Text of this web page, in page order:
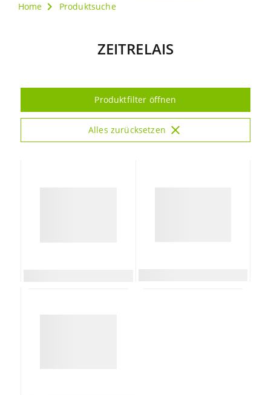
Home Produktsuche
ZEITRELAIS
Produktfilter öffnen
Alles zurücksetzen close